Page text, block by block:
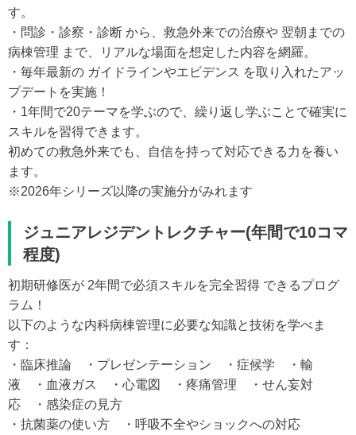
す。
・問診・診察・診断 から、救急外来での治療や 翌朝までの
病棟管理 まで、リアルな場面を想定した内容を網羅。
・毎年最新の ガイドラインやエビデンス を取り入れたアッ
プデートを実施！
・1年間で20テーマを学ぶので、繰り返し学ぶことで確実に
スキルを習得できます。
初めての救急外来でも、自信を持って対応できる力を養い
ます。
※2026年シリーズ以降の実施分がみれます
ジュニアレジデントレクチャー(年間で10コマ
程度)
初期研修医が 2年間で必須スキルを完全習得 できるプログ
ラム！
以下のような内科病棟管理に必要な知識と技術を学べま
す：
・臨床推論 ・プレゼンテーション ・症候学 ・輸
液 ・血液ガス ・心電図 ・疼痛管理 ・せん妄対
応 ・感染症の見方
・抗菌薬の使い方 ・呼吸不全やショックへの対応